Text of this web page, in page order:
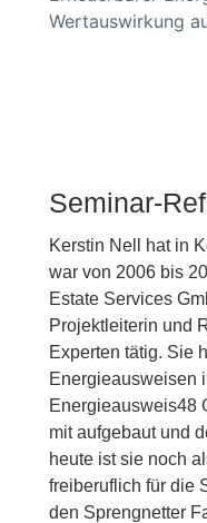
Wertauswirkung
Seminar-
Kerstin Nell hat in
war von 2006 bis
Estate Services
Projektleiterin und
Experten tätig. Sie
Energieausweisen
Energieausweis48
mit aufgebaut und
heute ist sie noch
freiberuflich für die
den Sprengnetter